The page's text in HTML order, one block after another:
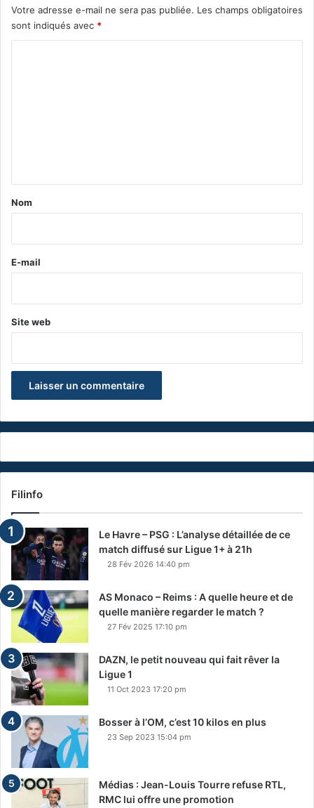
Votre adresse e-mail ne sera pas publiée. Les champs obligatoires
sont indiqués avec *
a
e
Nom
E-mail
Site web
Filinfo
Le Havre – PSG : L’analyse détaillée de ce
match diffusé sur Ligue 1+ à 21h
28 Fév 2026 14:40 pm
AS Monaco – Reims : A quelle heure et de
quelle manière regarder le match ?
27 Fév 2025 17:10 pm
DAZN, le petit nouveau qui fait rêver la
Ligue 1
11 Oct 2023 17:20 pm
Bosser à l’OM, c’est 10 kilos en plus
23 Sep 2023 15:04 pm
Médias : Jean-Louis Tourre refuse RTL,
RMC lui offre une promotion